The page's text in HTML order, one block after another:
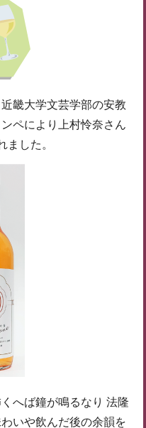
畿大学文芸学部の安教
ペにより上村怜奈さん
ました。
へば鐘が鳴るなり 法隆
いや飲んだ後の余韻を